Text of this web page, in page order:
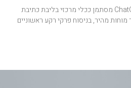
בעידן הדורש יעילות וגמישות, ChatGPT מסתמן ככלי מרכזי בליבת כתיבת
מהיר, בניסוח פרקי רקע ראשוניים